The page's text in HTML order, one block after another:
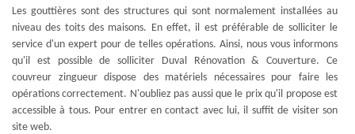
Les gouttières sont des structures qui sont normalement installées au
niveau des toits des maisons. En effet, il est préférable de solliciter le
service d'un expert pour de telles opérations. Ainsi, nous vous informons
qu'il est possible de solliciter Duval Rénovation & Couverture. Ce
couvreur zingueur dispose des matériels nécessaires pour faire les
opérations correctement. N'oubliez pas aussi que le prix qu'il propose est
accessible à tous. Pour entrer en contact avec lui, il suffit de visiter son
site web.